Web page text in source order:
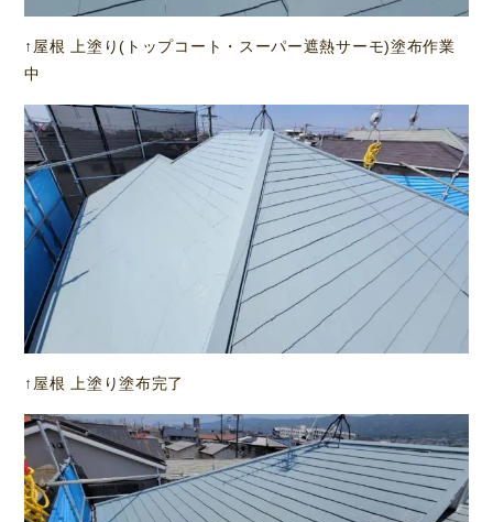
↑屋根 上塗り(トップコート・スーパー遮熱サーモ)塗布作業
中
↑屋根 上塗り塗布完了